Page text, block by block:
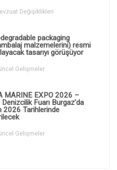
Değişiklikleri
packaging
malzemelerini) resmi
tasarıyı görüşüyor
Gelişmeler
MARINE EXPO 2026 –
Denizcilik Fuarı Burgaz'da
2026 Tarihlerinde
Gelişmeler